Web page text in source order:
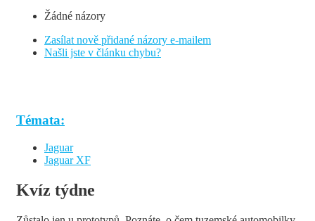
Žádné názory
Zasílat nově přidané názory e-mailem
Našli jste v článku chybu?
Témata:
Jaguar
Jaguar XF
Kvíz týdne